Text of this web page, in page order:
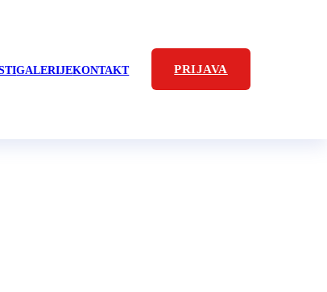
GALERIJEKONTAKT PRIJAVA